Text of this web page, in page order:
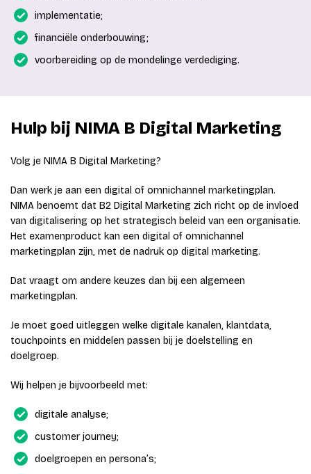
implementatie;
financiële onderbouwing;
voorbereiding op de mondelinge verdediging.
Hulp bij NIMA B Digital Marketing
Volg je NIMA B Digital Marketing?
Dan werk je aan een digital of omnichannel marketingplan.
NIMA benoemt dat B2 Digital Marketing zich richt op de invloed
van digitalisering op het strategisch beleid van een organisatie.
Het examenproduct kan een digital of omnichannel
marketingplan zijn, met de nadruk op digital marketing.
Dat vraagt om andere keuzes dan bij een algemeen
marketingplan.
Je moet goed uitleggen welke digitale kanalen, klantdata,
touchpoints en middelen passen bij je doelstelling en
doelgroep.
Wij helpen je bijvoorbeeld met:
digitale analyse;
customer journey;
doelgroepen en persona’s;